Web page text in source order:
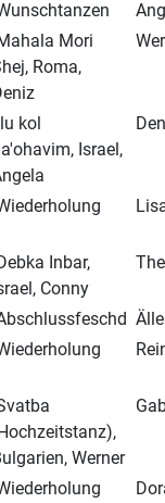
Mori
Roma,
kol
Israel,
Inbar,
Conny
Älle
Werner